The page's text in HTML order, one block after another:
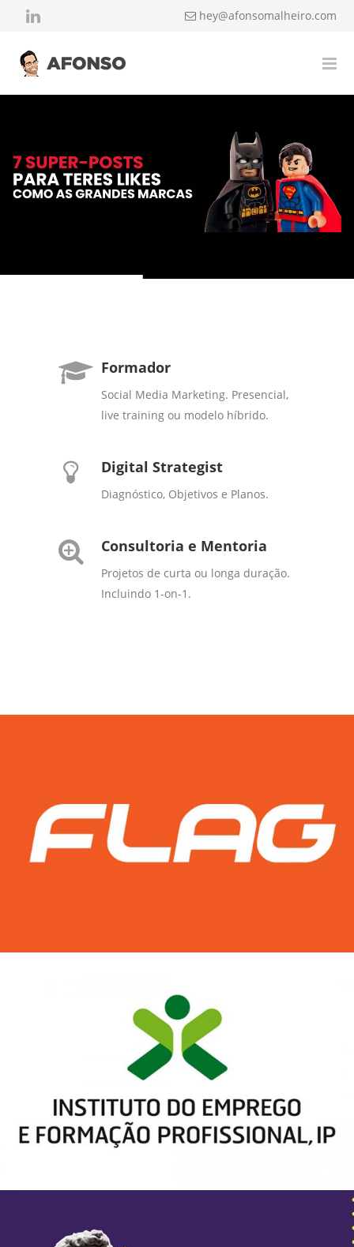
hey@afonsomalheiro.com
Formador
Social Media Marketing. Presencial,
live training ou modelo híbrido.
Digital Strategist
Diagnóstico, Objetivos e Planos.
Consultoria e Mentoria
Projetos de curta ou longa duração.
Incluindo 1-on-1.